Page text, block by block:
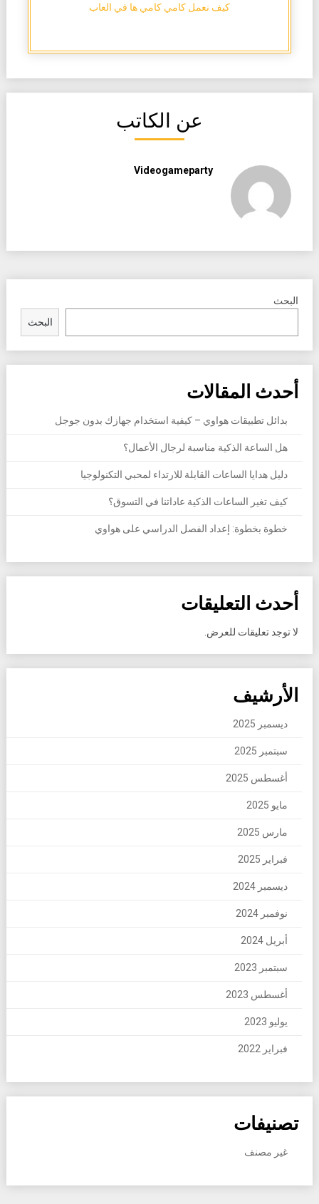
كيف نعمل كامي كامي ها في العاب
عن الكاتب
Videogameparty
البحث
البحث
أحدث المقالات
بدائل تطبيقات هواوي – كيفية استخدام جهازك بدون جوجل
هل الساعة الذكية مناسبة لرجال الأعمال؟
دليل هدايا الساعات القابلة للارتداء لمحبي التكنولوجيا
كيف تغير الساعات الذكية عاداتنا في التسوق؟
خطوة بخطوة: إعداد الفصل الدراسي على هواوي
أحدث التعليقات
لا توجد تعليقات للعرض.
الأرشيف
ديسمبر 2025
سبتمبر 2025
أغسطس 2025
مايو 2025
مارس 2025
فبراير 2025
ديسمبر 2024
نوفمبر 2024
أبريل 2024
سبتمبر 2023
أغسطس 2023
يوليو 2023
فبراير 2022
تصنيفات
غير مصنف